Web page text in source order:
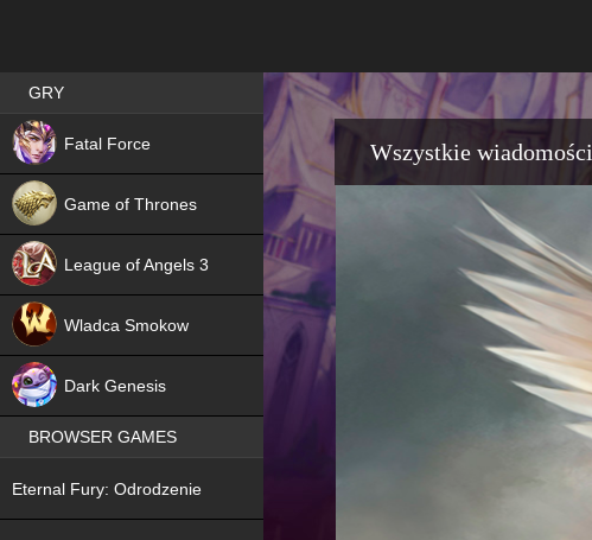
Wszystkie wiadomości
Best RPG games in Poland
GRY
Fatal Force
Game of Thrones
League of Angels 3
Wladca Smokow
Dark Genesis
BROWSER GAMES
Eternal Fury: Odrodzenie